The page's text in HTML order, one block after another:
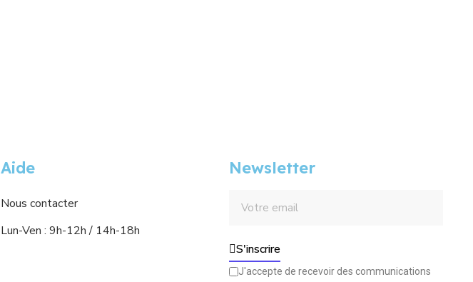
Aide
Nous contacter
Lun-Ven : 9h-12h / 14h-18h
Newsletter
S'inscrire
J'accepte de recevoir des communications